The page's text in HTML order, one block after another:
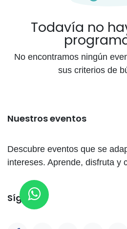
Todavía no
No encontramos ningún
sus criterios de
Nuestros eventos
Descubre eventos que se
intereses. Aprende, disfruta y
Síganos